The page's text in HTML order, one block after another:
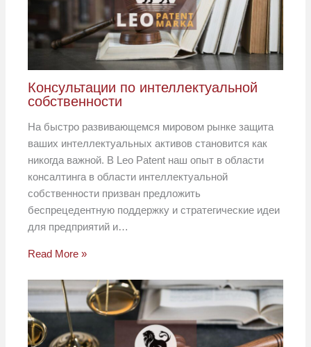
Консультации по интеллектуальной
собственности
На быстро развивающемся мировом рынке защита
ваших интеллектуальных активов становится как
никогда важной. В Leo Patent наш опыт в области
консалтинга в области интеллектуальной
собственности призван предложить
беспрецедентную поддержку и стратегические идеи
для предприятий и…
Read More »